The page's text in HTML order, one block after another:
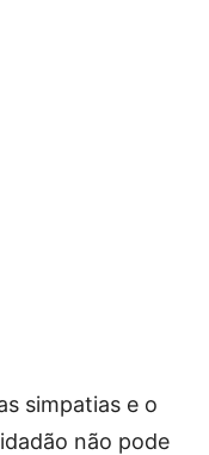
simpatias e o
não pode